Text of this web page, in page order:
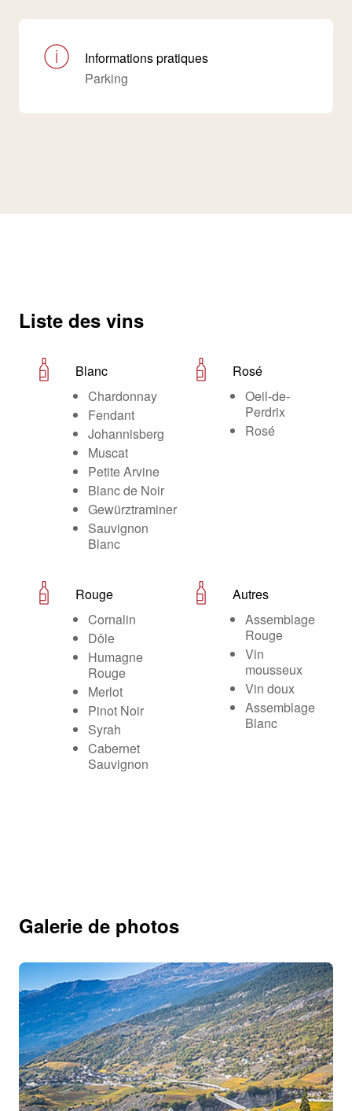
Informations pratiques
Parking
Liste des vins
Blanc
Chardonnay
Fendant
Johannisberg
Muscat
Petite Arvine
Blanc de Noir
Gewürztraminer
Sauvignon
Blanc
Rosé
Oeil-de-
Perdrix
Rosé
Rouge
Cornalin
Dôle
Humagne
Rouge
Merlot
Pinot Noir
Syrah
Cabernet
Sauvignon
Autres
Assemblage
Rouge
Vin
mousseux
Vin doux
Assemblage
Blanc
Galerie de photos